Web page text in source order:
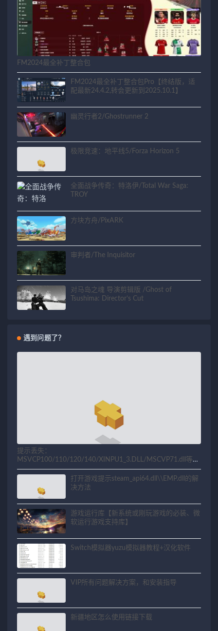
FM2024最全补丁整合包
FM2024最全补丁整合包Pro【终结版，适
配最新24.4.2,转会更新到2025.10.1】
幽灵行者2/Ghostrunner 2
极限竞速：地平线5/Forza Horizon 5
全面战争传奇：特洛伊/Total War Saga:
TROY
方块方舟/PixARK
审判者/The Inquisitor
对马岛之魂 导演剪辑版 /Ghost of
Tsushima: Director’s Cut
遇到问题了？
提示丢失：
MSVCP100/110/120/140/XINPU1_3.DLL/MSCVP71.dll等相
关问题解决方法
打开游戏提示steam_api64.dll\\EMP.dll的解
决方法
游戏运行库【新系统或刚玩游戏的必装、微
软运行游戏支持库】
Switch模拟器yuzu模拟器教程+汉化软件
VIP所有问题解决方案，和安装指导
新疆地区怎么使用链接下载